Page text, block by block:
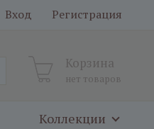
Вход Регистрация
Корзина
нет товаров
Коллекции